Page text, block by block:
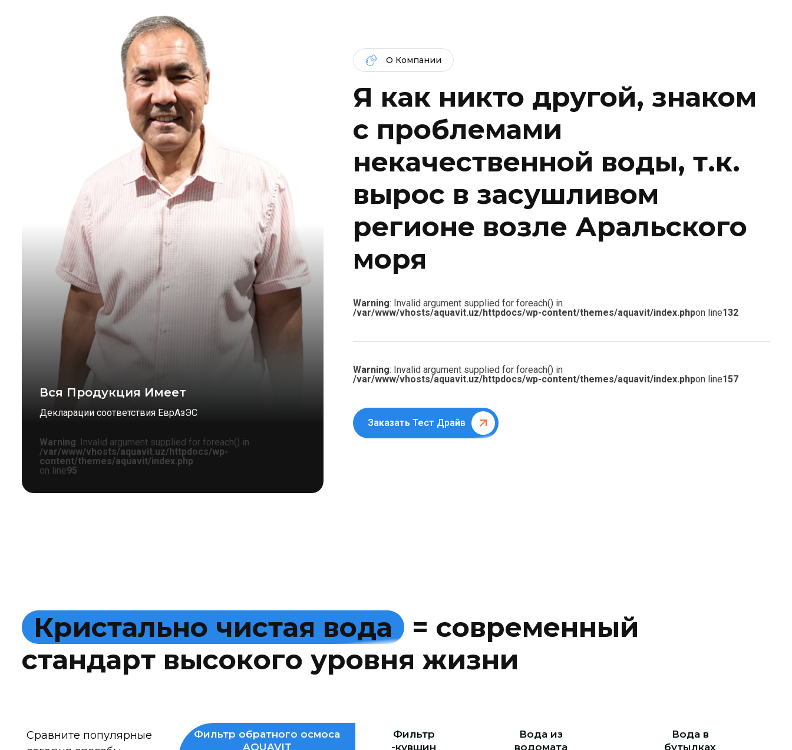
Вся Продукция Имеет
Декларации соответствия ЕврАзЭС
Warning: Invalid argument supplied for foreach() in
/var/www/vhosts/aquavit.uz/httpdocs/wp-
content/themes/aquavit/index.php
on line95
О Компании
Я как никто другой, знаком
c проблемами
некачественной воды, т.к.
вырос в засушливом
регионе возле Аральского
моря
Warning: Invalid argument supplied for foreach() in
/var/www/vhosts/aquavit.uz/httpdocs/wp-content/themes/aquavit/index.phpon line132
Warning: Invalid argument supplied for foreach() in
/var/www/vhosts/aquavit.uz/httpdocs/wp-content/themes/aquavit/index.phpon line157
Заказать Тест Драйв
Кристально чистая вода = современный
стандарт высокого уровня жизни
Сравните популярные
Фильтр обратного осмоса
AQUAVIT
Фильтр
-кувшин
Вода из
водомата
Вода в
бутылках